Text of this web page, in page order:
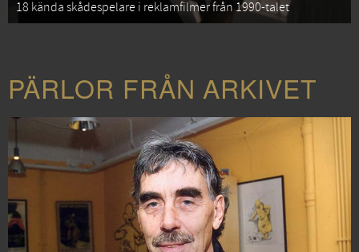
18 kända skådespelare i reklamfilmer från 1990-talet
PÄRLOR FRÅN ARKIVET